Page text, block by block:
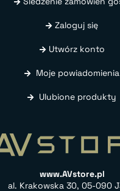
Zaloguj się
Utwórz konto
Moje powiadomienia
Ulubione produkty
www.AVstore.pl
al. Krakowska 30, 05-090